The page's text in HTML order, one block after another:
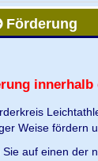
Förderung
innerhalb
Weise fördern
Sie auf einen der